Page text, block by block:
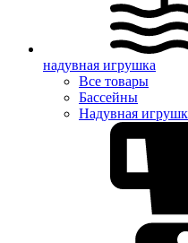
надувная игрушка
Все товары
Бассейны
Надувная